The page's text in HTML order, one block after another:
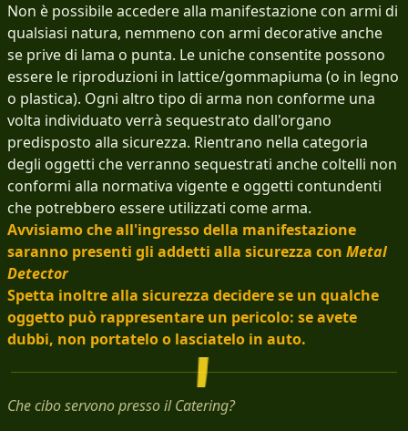
Non è possibile accedere alla manifestazione con armi di
qualsiasi natura, nemmeno con armi decorative anche
se prive di lama o punta. Le uniche consentite possono
essere le riproduzioni in lattice/gommapiuma (o in legno
o plastica). Ogni altro tipo di arma non conforme una
volta individuato verrà sequestrato dall'organo
predisposto alla sicurezza. Rientrano nella categoria
degli oggetti che verranno sequestrati anche coltelli non
conformi alla normativa vigente e oggetti contundenti
che potrebbero essere utilizzati come arma.
Avvisiamo che all'ingresso della manifestazione
saranno presenti gli addetti alla sicurezza con Metal
Detector
Spetta inoltre alla sicurezza decidere se un qualche
oggetto può rappresentare un pericolo: se avete
dubbi, non portatelo o lasciatelo in auto.
Che cibo servono presso il Catering?